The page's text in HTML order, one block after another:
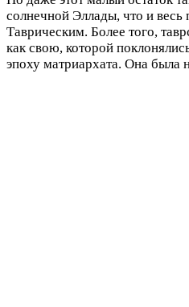
солнечной Эллады, что и весь
Таврическим. Более того,
как свою, которой
эпоху матриархата. Она была